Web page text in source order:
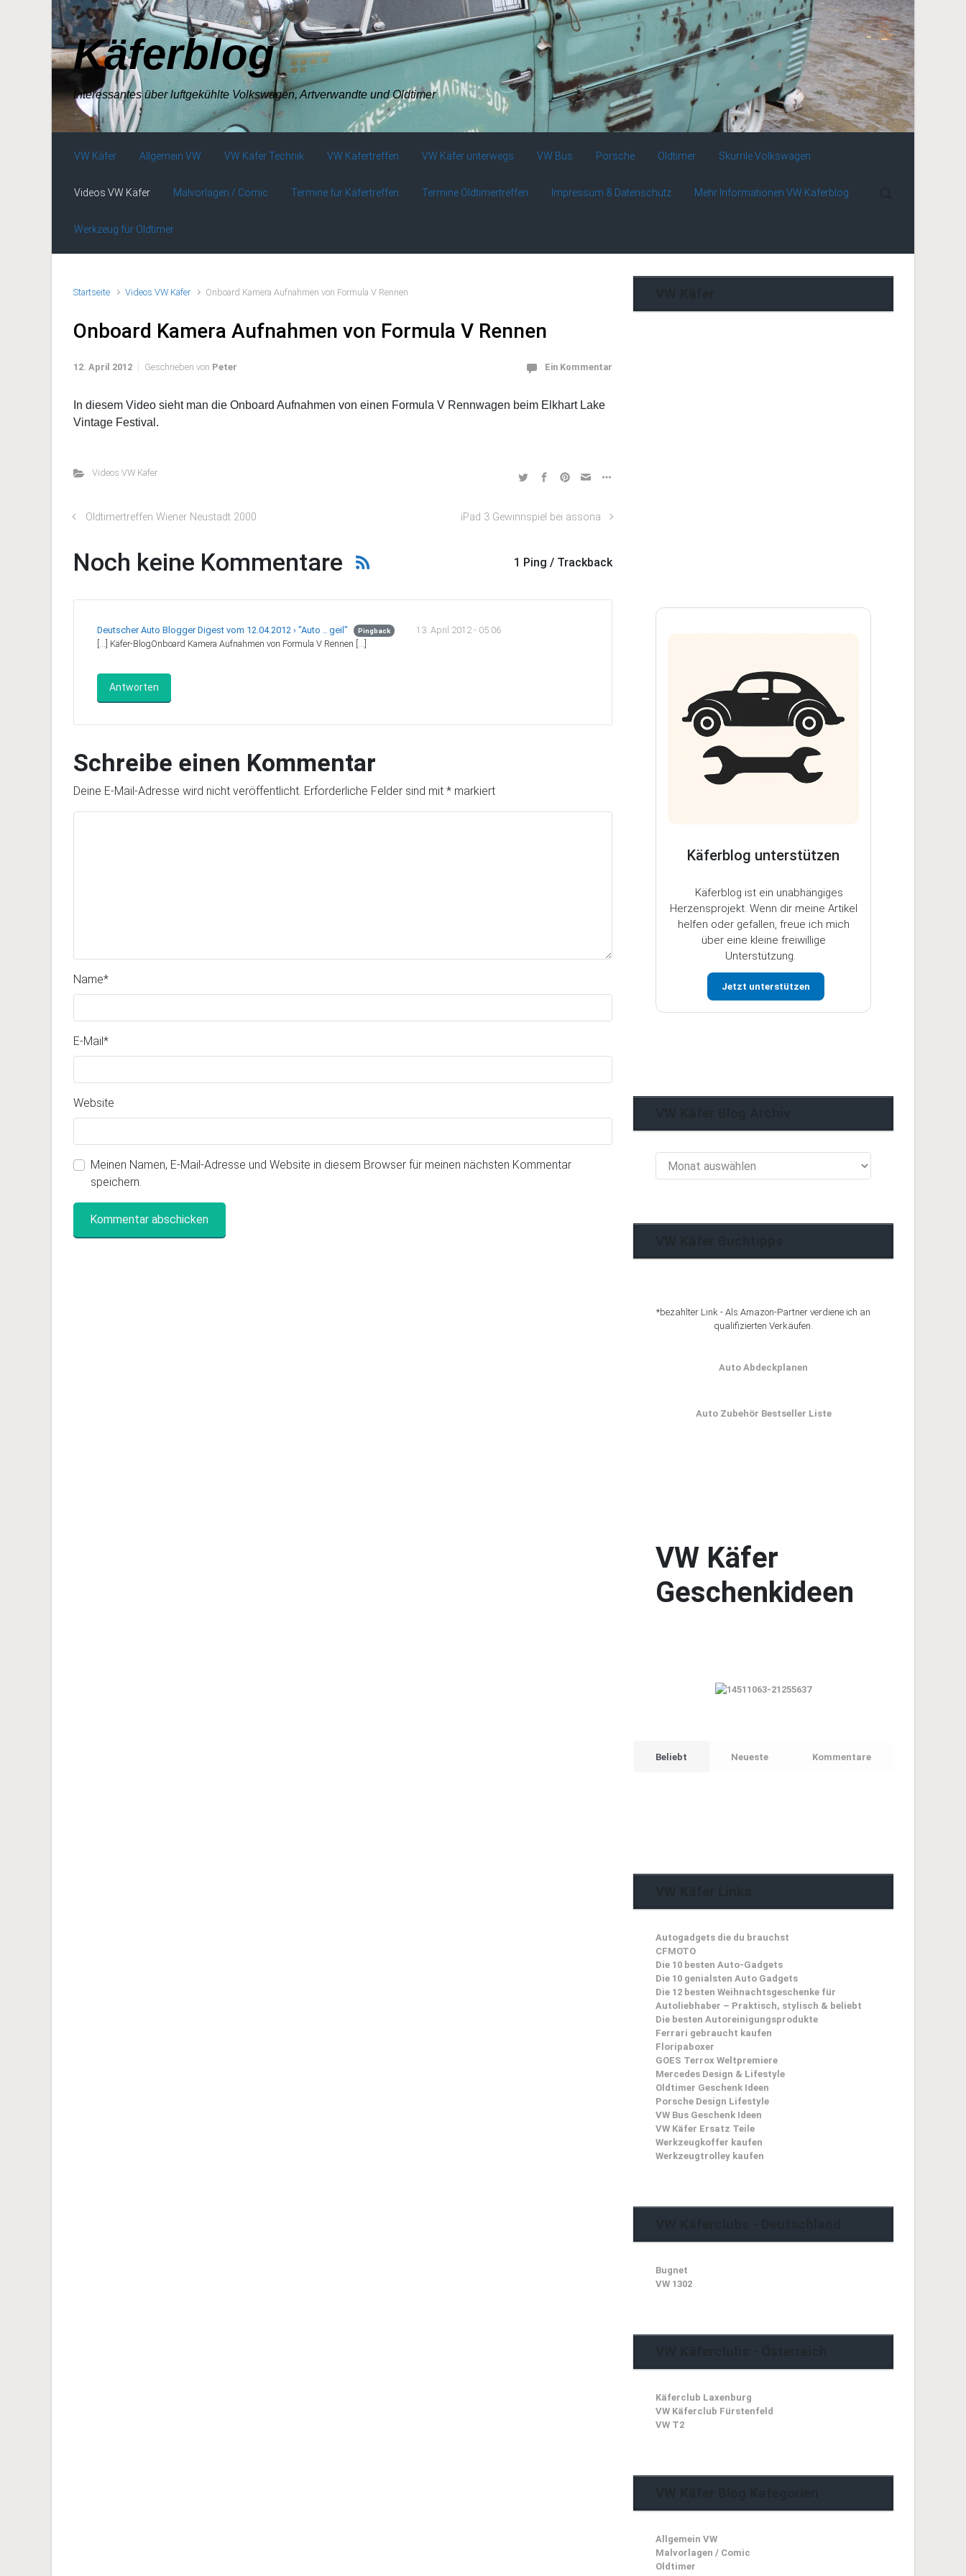
Zum Hauptinhalt springen
Käferblog
Interessantes über luftgekühlte Volkswagen, Artverwandte und Oldtimer
VW Käfer Allgemein VW VW Käfer Technik VW Käfertreffen VW Käfer unterwegs VW Bus Porsche Oldtimer Skurrile Volkswagen
Videos VW Käfer Malvorlagen / Comic Termine für Käfertreffen Termine Oldtimertreffen Impressum & Datenschutz Mehr Informationen VW Käferblog
Werkzeug für Oldtimer
Startseite Videos VW Käfer Onboard Kamera Aufnahmen von Formula V Rennen
Onboard Kamera Aufnahmen von Formula V Rennen
12. April 2012 Geschrieben von Peter Ein Kommentar
In diesem Video sieht man die Onboard Aufnahmen von einen Formula V Rennwagen beim Elkhart Lake
Vintage Festival.
Videos VW Käfer
Oldtimertreffen Wiener Neustadt 2000 iPad 3 Gewinnspiel bei assona
Noch keine Kommentare 1 Ping / Trackback
Deutscher Auto Blogger Digest vom 12.04.2012 › "Auto .. geil" Pingback
13. April 2012 - 05:06
[…] Käfer-BlogOnboard Kamera Aufnahmen von Formula V Rennen […]
Antworten
Schreibe einen Kommentar
Deine E-Mail-Adresse wird nicht veröffentlicht. Erforderliche Felder sind mit * markiert
Name*
E-Mail*
Website
Meinen Namen, E-Mail-Adresse und Website in diesem Browser für meinen nächsten Kommentar
speichern.
Käferblog unterstützen
Käferblog ist ein unabhängiges
Herzensprojekt. Wenn dir meine Artikel
helfen oder gefallen, freue ich mich
über eine kleine freiwillige
Unterstützung.
Jetzt unterstützen
Käfer
*bezahlter Link - Als Amazon-Partner verdiene ich an
qualifizierten Verkäufen.
Auto Abdeckplanen
Auto Zubehör Bestseller Liste
VW Käfer
Geschenkideen
Beliebt Neueste Kommentare
Autogadgets die du brauchst
CFMOTO
Die 10 besten Auto-Gadgets
Die 10 genialsten Auto Gadgets
Die 12 besten Weihnachtsgeschenke für
Autoliebhaber – Praktisch, stylisch & beliebt
Die besten Autoreinigungsprodukte
Ferrari gebraucht kaufen
Floripaboxer
GOES Terrox Weltpremiere
Mercedes Design & Lifestyle
Oldtimer Geschenk Ideen
Porsche Design Lifestyle
VW Bus Geschenk Ideen
VW Käfer Ersatz Teile
Werkzeugkoffer kaufen
Werkzeugtrolley kaufen
Bugnet
VW 1302
Käferclub Laxenburg
VW Käferclub Fürstenfeld
VW T2
Allgemein VW
Malvorlagen / Comic
Oldtimer